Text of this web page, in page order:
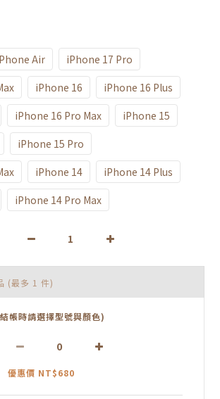
Air
iPhone 17 Pro
iPhone 16
iPhone 16 Plus
iPhone 16 Pro Max
iPhone 15
iPhone 15 Pro
iPhone 14
iPhone 14 Plus
iPhone 14 Pro Max
(最多 1 件)
帳時請選擇型號與顏色)
優惠價 NT$680